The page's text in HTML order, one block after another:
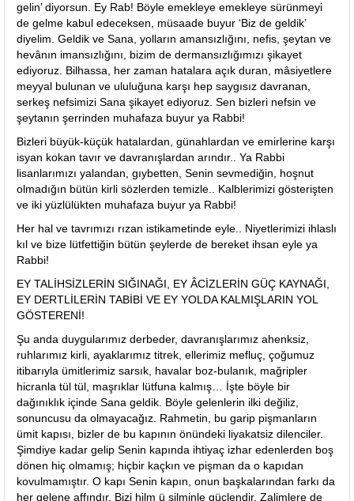
gelin’ diyorsun. Ey Rab! Böyle emekleye emekleye sürünmeyi
de gelme kabul edeceksen, müsaade buyur ‘Biz de geldik’
diyelim. Geldik ve Sana, yolların amansızlığını, nefis, şeytan ve
hevânın imansızlığını, bizim de dermansızlığımızı şikayet
ediyoruz. Bilhassa, her zaman hatalara açık duran, mâsiyetlere
meyyal bulunan ve ululuğuna karşı hep saygısız davranan,
serkeş nefsimizi Sana şikayet ediyoruz. Sen bizleri nefsin ve
şeytanın şerrinden muhafaza buyur ya Rabbi!
Bizleri büyük-küçük hatalardan, günahlardan ve emirlerine karşı
isyan kokan tavır ve davranışlardan arındır.. Ya Rabbi
lisanlarımızı yalandan, gıybetten, Senin sevmediğin, hoşnut
olmadığın bütün kirli sözlerden temizle.. Kalblerimizi gösterişten
ve iki yüzlülükten muhafaza buyur ya Rabbi!
Her hal ve tavrımızı rızan istikametinde eyle.. Niyetlerimizi ihlaslı
kıl ve bize lütfettiğin bütün şeylerde de bereket ihsan eyle ya
Rabbi!
EY TALİHSİZLERİN SIĞINAĞI, EY ÂCİZLERİN GÜÇ KAYNAĞI,
EY DERTLİLERİN TABİBİ VE EY YOLDA KALMIŞLARIN YOL
GÖSTERENİ!
Şu anda duygularımız derbeder, davranışlarımız ahenksiz,
ruhlarımız kirli, ayaklarımız titrek, ellerimiz mefluç, çoğumuz
itibarıyla ümitlerimiz sarsık, havalar boz-bulanık, mağripler
hicranla tül tül, maşrıklar lütfuna kalmış… İşte böyle bir
dağınıklık içinde Sana geldik. Böyle gelenlerin ilki değiliz,
sonuncusu da olmayacağız. Rahmetin, bu garip pişmanların
ümit kapısı, bizler de bu kapının önündeki liyakatsiz dilenciler.
Şimdiye kadar gelip Senin kapında ihtiyaç izhar edenlerden boş
dönen hiç olmamış; hiçbir kaçkın ve pişman da o kapıdan
kovulmamıştır. O kapı Senin kapın, onun başkalarından farkı da
her gelene affındır. Bizi hilm ü silminle güçlendir. Zalimlere de